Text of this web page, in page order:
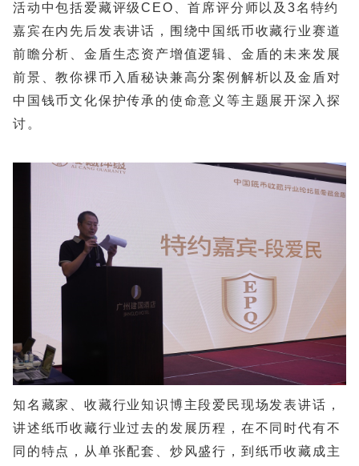
活动中包括爱藏评级CEO、首席评分师以及3名特约
嘉宾在内先后发表讲话，围绕中国纸币收藏行业赛道
前瞻分析、金盾生态资产增值逻辑、金盾的未来发展
前景、教你裸币入盾秘诀兼高分案例解析以及金盾对
中国钱币文化保护传承的使命意义等主题展开深入探
讨。
知名藏家、收藏行业知识博主段爱民现场发表讲话，
讲述纸币收藏行业过去的发展历程，在不同时代有不
同的特点，从单张配套、炒风盛行，到纸币收藏成主